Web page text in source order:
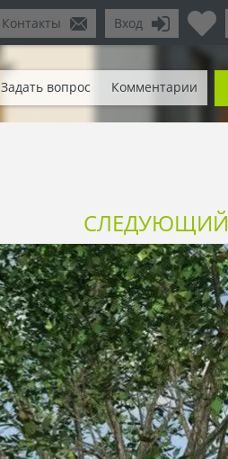
Вход
Контакты
Задать вопрос Комментарии
СЛЕДУЮЩИЙ